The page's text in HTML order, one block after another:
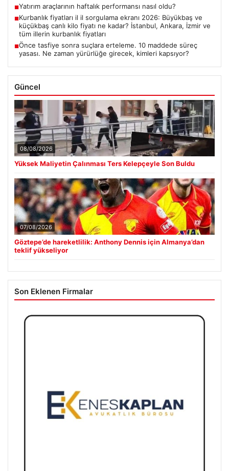
■Yatırım araçlarının haftalık performansı nasıl oldu?
■Kurbanlık fiyatları il il sorgulama ekranı 2026: Büyükbaş ve
küçükbaş canlı kilo fiyatı ne kadar? İstanbul, Ankara, İzmir ve
tüm illerin kurbanlık fiyatları
■Önce tasfiye sonra suçlara erteleme. 10 maddede süreç
yasası. Ne zaman yürürlüğe girecek, kimleri kapsıyor?
Güncel
08/08/2026
Yüksek Maliyetin Çalınması Ters Kelepçeyle Son Buldu
07/08/2026
Göztepe’de hareketlilik: Anthony Dennis için Almanya’dan
teklif yükseliyor
Son Eklenen Firmalar